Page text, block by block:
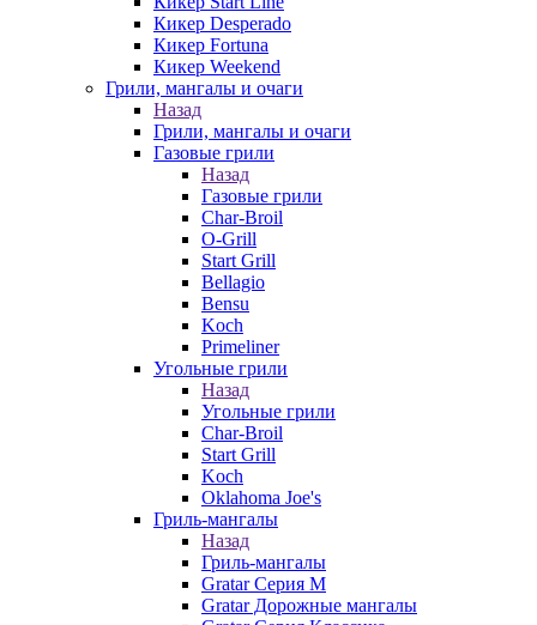
Кикер Desperado
Кикер Fortuna
Кикер Weekend
Грили, мангалы и очаги
Назад
Грили, мангалы и очаги
Газовые грили
Назад
Газовые грили
Char-Broil
O-Grill
Start Grill
Bellagio
Bensu
Koch
Primeliner
Угольные грили
Назад
Угольные грили
Char-Broil
Start Grill
Koch
Oklahoma Joe's
Гриль-мангалы
Назад
Гриль-мангалы
Gratar Серия M
Gratar Дорожные мангалы